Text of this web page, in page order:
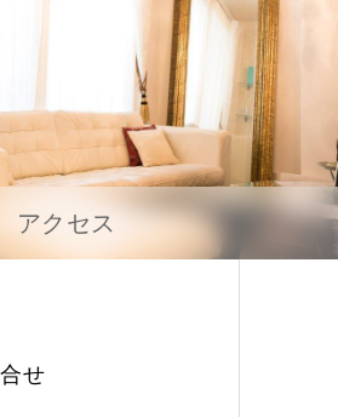
アクセス
せ